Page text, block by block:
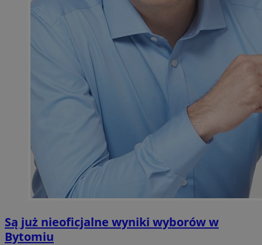
Są już nieoficjalne wyniki wyborów w
Bytomiu